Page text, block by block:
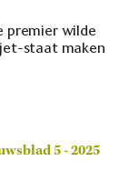
premier wilde
staat maken
5 - 2025